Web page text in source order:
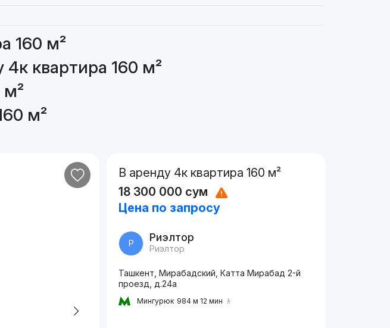
160 м²
квартира 160 м²
м²
м²
В аренду 4к квартира 160 м²
18 300 000 сум
Цена по запросу
Р Риэлтор
Риэлтор
Ташкент, Мирабадский, Катта Мирабад 2-й
проезд, д.24a
Мингурюк 984 м 12 мин